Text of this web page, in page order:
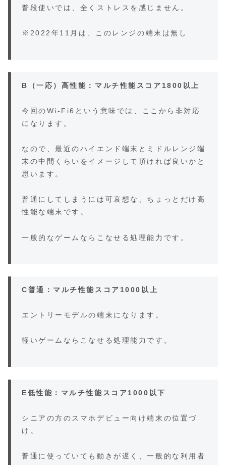
普段使いでは、全くストレスを感じません。
※2022年11月は、このレンジの端末は無し
B（一応）高性能：マルチ性能スコア1800以上
今回のWi-Fi6という意味では、ここから非対応
になります。
なので、最近のハイエンド端末とミドルレンジ端
末の中間くらいをイメージして頂ければ良いかと
思います。
普通にしてしまうには可哀想な、ちょっとだけ高
性能な端末です。
一般的なゲームならこなせる処理能力です。
C普通：マルチ性能スコア1000以上
エントリーモデルの端末になります。
軽いゲームならこなせる処理能力です。
E低性能：マルチ性能スコア1000以下
シニアの方のスマホデビュー向け端末の位置づ
け。
普通に使っていても動きが遅く、一般的な利用者